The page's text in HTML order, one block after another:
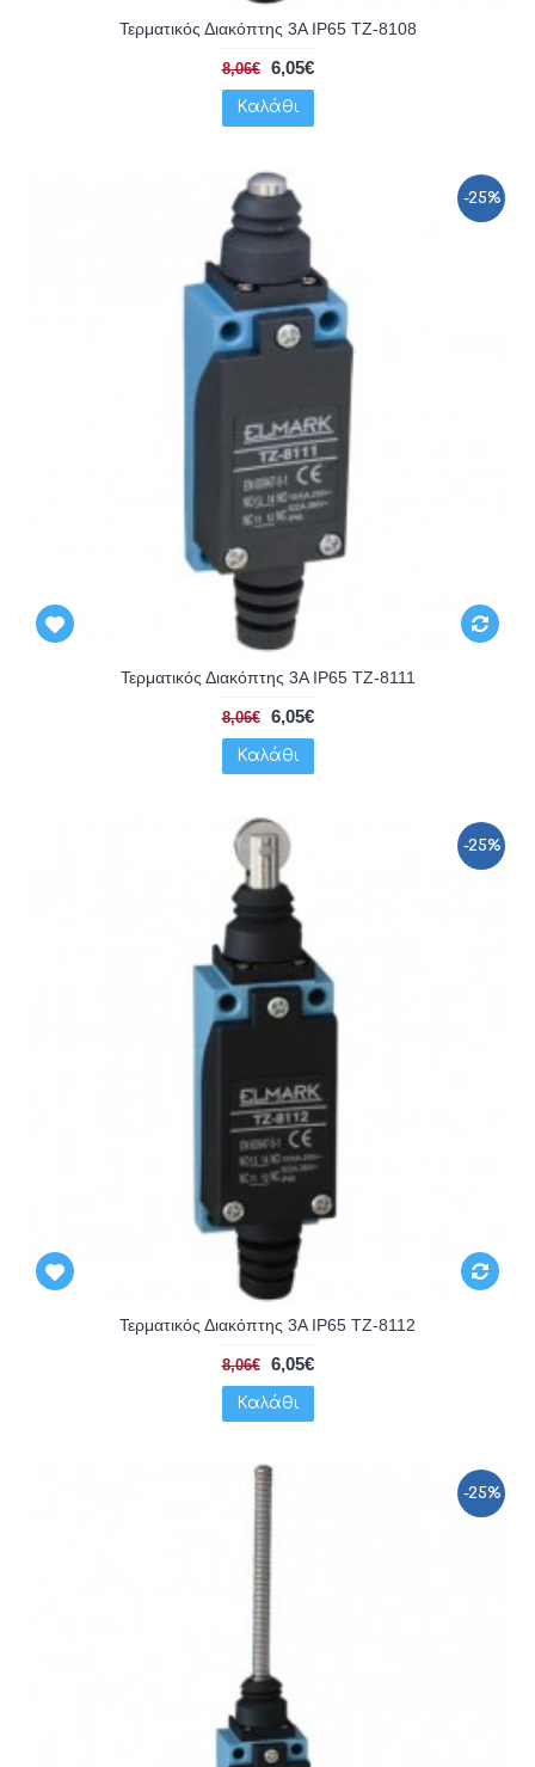
Τερματικός Διακόπτης 3A IP65 TZ-8108
8,06€ 6,05€
Καλάθι
-25%
Τερματικός Διακόπτης 3A IP65 TZ-8111
8,06€ 6,05€
Καλάθι
-25%
Τερματικός Διακόπτης 3A IP65 TZ-8112
8,06€ 6,05€
Καλάθι
-25%